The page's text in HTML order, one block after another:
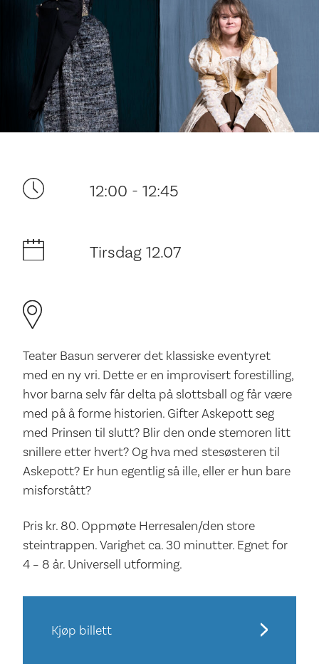
Ditt besøk
12:00 - 12:45
Tirsdag 12.07
Teater Basun serverer det klassiske eventyret
med en ny vri. Dette er en improvisert forestilling,
hvor barna selv får delta på slottsball og får være
med på å forme historien. Gifter Askepott seg
med Prinsen til slutt? Blir den onde stemoren litt
snillere etter hvert? Og hva med stesøsteren til
Askepott? Er hun egentlig så ille, eller er hun bare
misforstått?
Pris kr. 80. Oppmøte Herresalen/den store
steintrappen. Varighet ca. 30 minutter. Egnet for
4 – 8 år. Universell utforming.
Kjøp billett